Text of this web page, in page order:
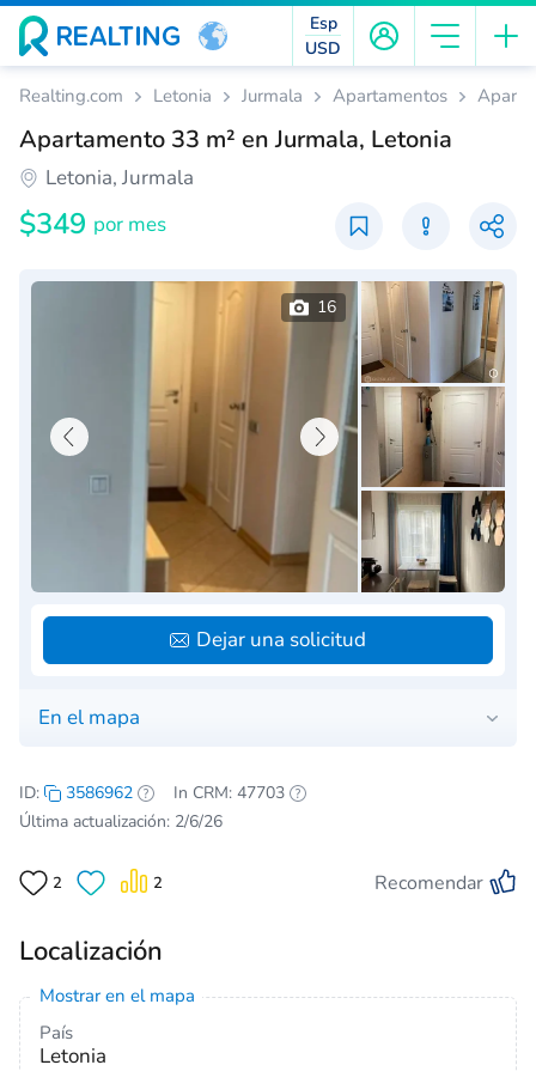
Esp
USD
Realting.com Letonia Jurmala Apartamentos
Apartamento 33 m² en Jurmala, Letonia
Letonia, Jurmala
$349 por mes
En el mapa
16
Dejar una solicitud
ID: 3586962
In CRM: 47703
Última actualización: 2/6/26
2 2 Recomendar
Localización
Mostrar en el mapa
País
Letonia